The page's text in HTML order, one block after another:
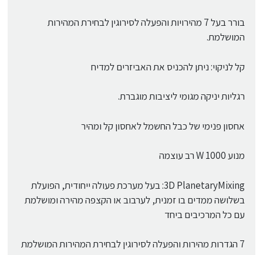
בורר בעל 7 מהירויות והפעלה לסירוגין לבחירת המהירות
המושלמת.
קל לניקוי: ניתן להכניס את האביזרים למדיח
רגליות יניקה מגומי ליציבות מוגברת.
אחסון פנימי של כבל החשמל לאחסון קל ומהיר
מנוע 1000 W רב עוצמה
3D PlanetaryMixing: בעל מערכת פעולה ייחודית, הפועלת
בשלושה ממדים בו זמנית, לערבוב או הקצפה מהירה ומושלמת
עם כל המרכיבים ביחד
7 הגדרות מהירות והפעלה לסירוגין לבחירת המהירות המושלמת